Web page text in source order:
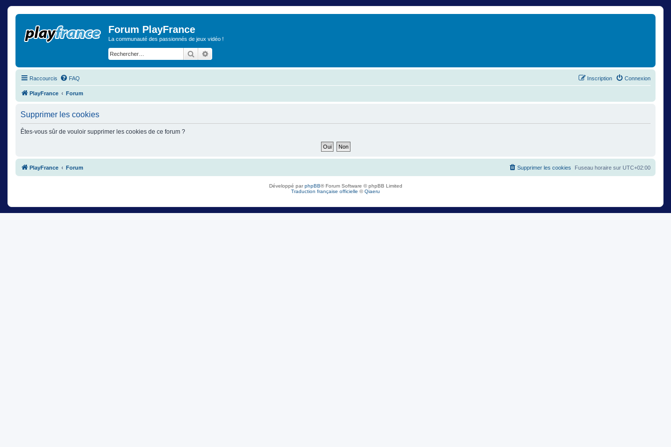
Forum PlayFrance
La communauté des passionnés de jeux vidéo !
Rechercher
Raccourcis FAQ Connexion
Inscription
PlayFrance Forum
Supprimer les cookies
Êtes-vous sûr de vouloir supprimer les cookies de ce forum ?
PlayFrance Forum Fuseau horaire sur UTC+02:00
Supprimer les cookies
Développé parphpBB® Forum Software © phpBB Limited
Traduction française officielle ©Qiaeru